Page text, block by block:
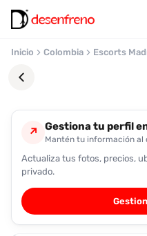
Inicio Colombia Escorts
Favoritos
Pronto
podrás
registrarte
↗ Gestiona tu perfil
Mantén tu información al
Actualiza tus fotos, precios,
privado.